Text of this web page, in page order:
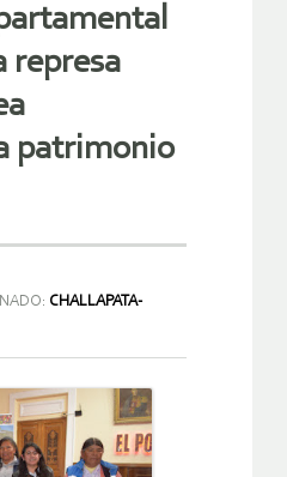
represa
patrimonio
CHALLAPATA-